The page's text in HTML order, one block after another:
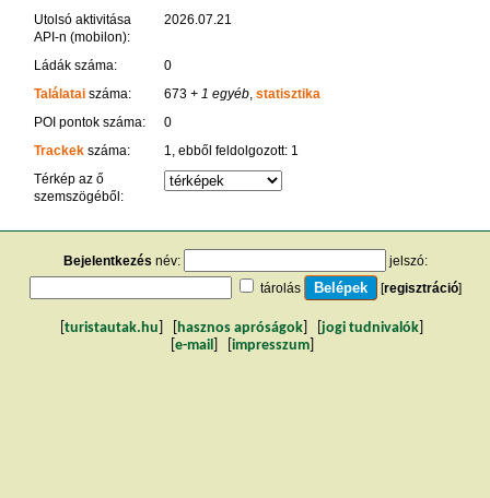
Utolsó aktivitása
API-n (mobilon):
2026.07.21
Ládák száma:
0
Találataiszáma: 673+ 1 egyéb, statisztika
POI pontok száma:
0
Trackekszáma:
1, ebből feldolgozott: 1
Térkép az ő
szemszögéből:
Bejelentkezés név:
jelszó:
tárolás
[regisztráció]
turistautak.hu hasznos apróságok jogi tudnivalók
e-mail impresszum]